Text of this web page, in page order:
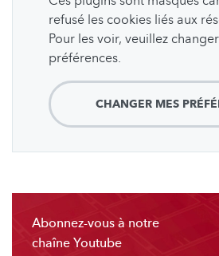
refusé les cookies liés aux
Pour les voir, veuillez
préférences.
CHANGER MES
Abonnez-vous à notre
chaîne Youtube